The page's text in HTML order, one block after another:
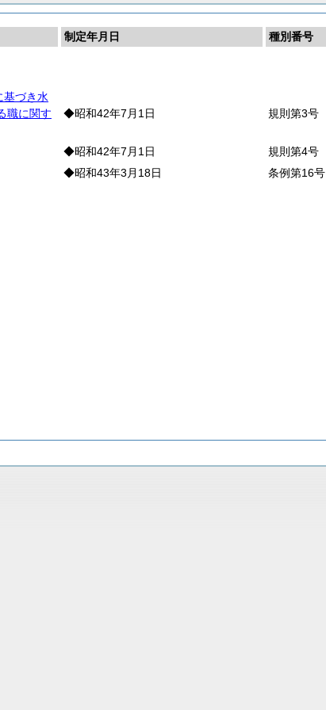
制定年月日
種別番号
基づき水
職に関す
◆昭和42年7月1日 規則第3号
◆昭和42年7月1日
規則第4号
◆昭和43年3月18日 条例第16号